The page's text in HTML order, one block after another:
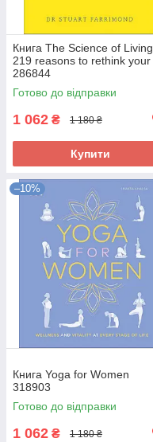
Книга The Science of Living.
219 reasons to rethink your
286844
Готово до відправки
1 062 ₴ 1 180 ₴
Купити
–10%
Книга Yoga for Women
318903
Готово до відправки
1 062 ₴ 1 180 ₴